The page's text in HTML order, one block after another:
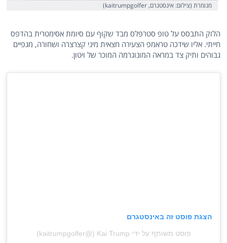
מנומרת (צילום: אינסטגרם, kaitrumpgolfer)
הלוק התבסס על טופ סטרפלס מבד שקוף עם סיומת אסימטרית בהדפס
חייתי. אליו שידכה טראמפ הצעירה חצאית מיני קצרצרה ושחורה, מגפיים
גבוהים ותיק צד במראה המונוגרמה המוכר של ויטון.
הצגת פוסט זה באינסטגרם
פוסט משותף על ידי ‏‎Kai Trump‎‏ (@‏‎kaitrumpgolfer‎‏)